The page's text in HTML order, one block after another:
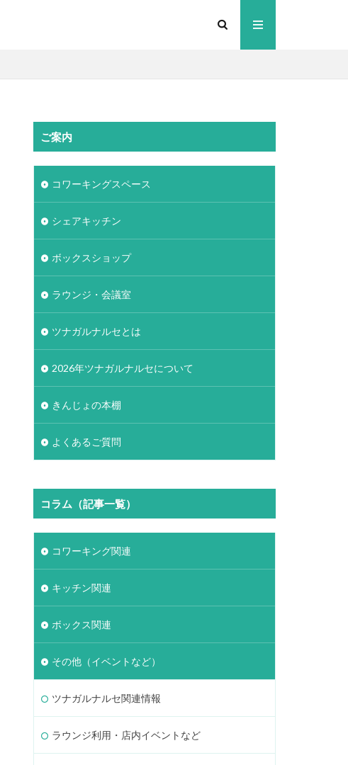
ご案内
コワーキングスペース
シェアキッチン
ボックスショップ
ラウンジ・会議室
ツナガルナルセとは
2026年ツナガルナルセについて
きんじょの本棚
よくあるご質問
コラム（記事一覧）
コワーキング関連
キッチン関連
ボックス関連
その他（イベントなど）
ツナガルナルセ関連情報
ラウンジ利用・店内イベントなど